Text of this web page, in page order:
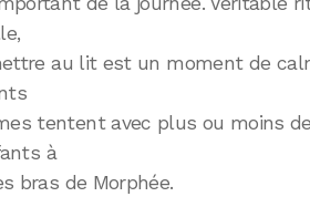
au lit est un moment de
tentent avec plus ou moins
à
bras de Morphée.